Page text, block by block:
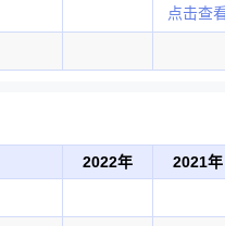
点击查
2022年 2021年